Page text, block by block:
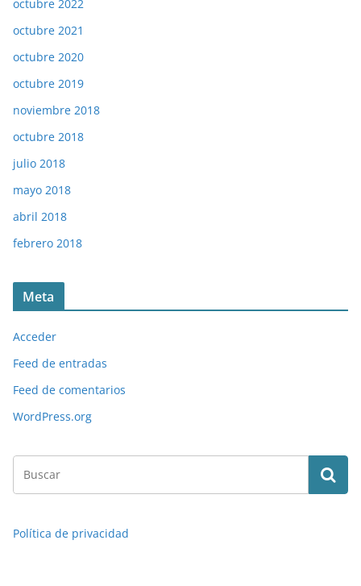
octubre 2022
octubre 2021
octubre 2020
octubre 2019
noviembre 2018
octubre 2018
julio 2018
mayo 2018
abril 2018
febrero 2018
Meta
Acceder
Feed de entradas
Feed de comentarios
WordPress.org
Política de privacidad